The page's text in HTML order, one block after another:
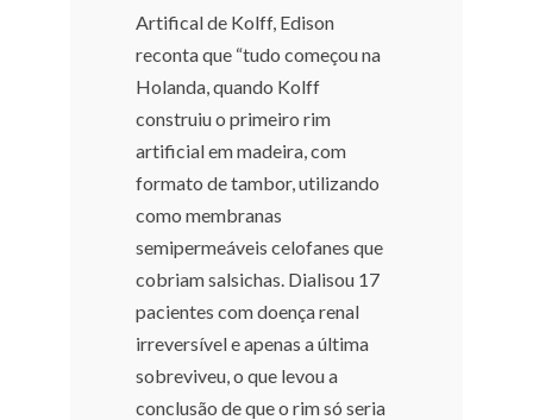
Artifical de Kolff, Edison
reconta que “tudo começou na
Holanda, quando Kolff
construiu o primeiro rim
artificial em madeira, com
formato de tambor, utilizando
como membranas
semipermeáveis celofanes que
cobriam salsichas. Dialisou 17
pacientes com doença renal
irreversível e apenas a última
sobreviveu, o que levou a
conclusão de que o rim só seria